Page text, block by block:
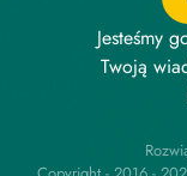
Jesteśmy
Twoją